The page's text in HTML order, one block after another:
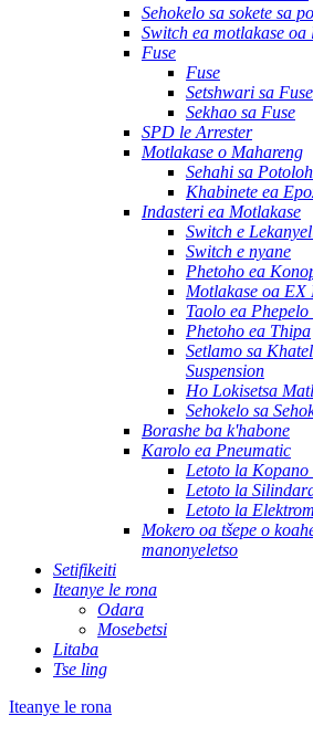
Sehokelo sa sokete sa
Switch ea motlakase oa
Fuse
Fuse
Setshwari sa Fuse
Sekhao sa Fuse
SPD le Arrester
Motlakase o Mahareng
Sehahi sa
Khabinete ea
Indasteri ea Motlakase
Switch e
Switch e nyane
Phetoho ea
Motlakase oa EX
Taolo ea
Phetoho ea Thipa
Setlamo sa
Suspension
Ho Lokisetsa
Sehokelo sa
Borashe ba k'habone
Karolo ea Pneumatic
Letoto la
Letoto la
Letoto la
Mokero oa tšepe o
manonyeletso
Setifikeiti
Iteanye le rona
Odara
Mosebetsi
Litaba
Tse ling
Iteanye le rona